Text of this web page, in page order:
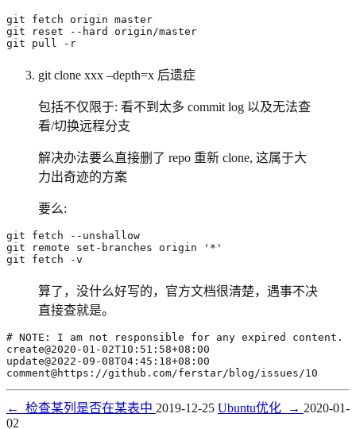
git pull -r
git clone xxx –depth=x 后遗症
包括不仅限于: 看不到太多 commit log 以及无法查
看/切换远程分支
解决办法要么直接删了 repo 重新 clone, 这属于大
力出奇迹的方案
要么:
git remote set-branches origin
'*'
git fetch -v
算了，没什么好写的，官方文档很清楚，遇事不决
直接查就是。
comment@https://github.com/ferstar/blog/issues/10
← 检查某列是否在某表中 2019-12-25 Ubuntu优化 → 2020-01-
02